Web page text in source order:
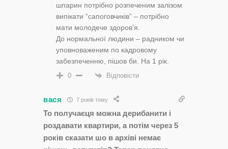
шпарин потрібно розпеченим залізом
випікати “сапоговчиків” – потрібно
мати молодече здоров’я.
До нормальної людини – радником чи
уповноваженим по кадровому
забезпеченню, пішов би. На 1 рік.
0 Відповісти
вася 7 років тому
То получаєця можна дерибанити і
роздавати квартири, а потім через 5
років сказати шо в архіві немає